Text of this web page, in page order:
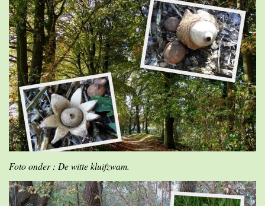
Foto onder : De witte kluifzwam.